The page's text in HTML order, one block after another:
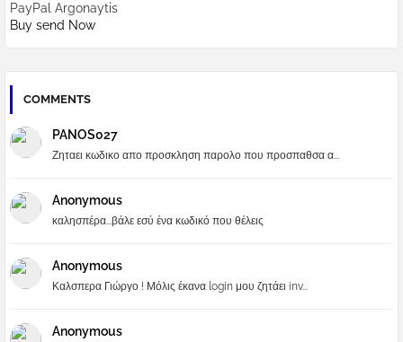
PayPal Argonaytis
Buy send Now
COMMENTS
PANOS027
Ζηταει κωδικο απο προσκληση παρολο που προσπαθσα α...
Anonymous
καλησπέρα...βάλε εσύ ένα κωδικό που θέλεις
Anonymous
Καλσπερα Γιώργο ! Μόλις έκανα login μου ζητάει inv...
Anonymous